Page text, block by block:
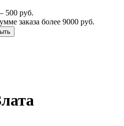
500 руб.
заказа более 9000 руб.